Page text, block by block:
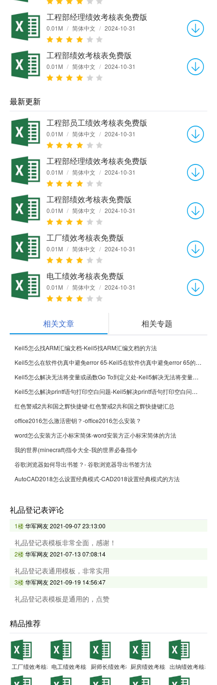
工程部经理绩效考核表免费版
0.01M / 简体中文 / 2024-10-31
工程部绩效考核表免费版
0.01M / 简体中文 / 2024-10-31
最新更新
工程部员工绩效考核表免费版
0.01M / 简体中文 / 2024-10-31
工程部经理绩效考核表免费版
0.01M / 简体中文 / 2024-10-31
工程部绩效考核表免费版
0.01M / 简体中文 / 2024-10-31
工厂绩效考核表免费版
0.01M / 简体中文 / 2024-10-31
电工绩效考核表免费版
0.01M / 简体中文 / 2024-10-31
相关文章 相关专题
Keil5怎么找ARM汇编文档-Keil5找ARM汇编文档的方法
Keil5怎么在软件仿真中避免error 65-Keil5在软件仿真中避免error 65的方法
Keil5怎么解决无法将变量或函数Go To到定义处-Keil5解决无法将变量或函数Go To到定义处的方法
Keil5怎么解决printf语句打印空白问题-Keil5解决printf语句打印空白问题的方法
红色警戒2共和国之辉快捷键-红色警戒2共和国之辉快捷键汇总
office2016怎么激活密钥？-office2016怎么安装？
word怎么安装方正小标宋简体-word安装方正小标宋简体的方法
我的世界(minecraft)指令大全-我的世界必备指令
谷歌浏览器如何导出书签？- 谷歌浏览器导出书签方法
AutoCAD2018怎么设置经典模式-CAD2018设置经典模式的方法
礼品登记表评论
1楼华军网友2021-09-07 23:13:00
礼品登记表模板非常全面，感谢！
2楼华军网友2021-07-13 07:08:14
礼品登记表通用模板，非常实用
3楼华军网友2021-09-19 14:56:47
礼品登记表模板是通用的，点赞
精品推荐
工厂绩效考核表电工绩效考核表厨师长绩效考核表厨房绩效考核表出纳绩效考核表